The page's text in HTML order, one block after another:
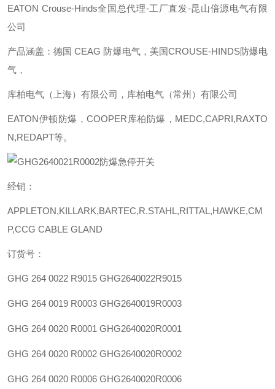
EATON Crouse-Hinds全国总代理-工厂直发-昆山倍源电气有限
公司
产品涵盖：德国 CEAG 防爆电气，美国CROUSE-HINDS防爆电
气，
库柏电气（上海）有限公司，库柏电气（常州）有限公司
EATON伊顿防爆，COOPER库柏防爆，MEDC,CAPRI,RAXTO
N,REDAPT等。
经销：
APPLETON,KILLARK,BARTEC,R.STAHL,RITTAL,HAWKE,CM
P,CCG CABLE GLAND
订货号：
GHG 264 0022 R9015 GHG2640022R9015
GHG 264 0019 R0003 GHG2640019R0003
GHG 264 0020 R0001 GHG2640020R0001
GHG 264 0020 R0002 GHG2640020R0002
GHG 264 0020 R0006 GHG2640020R0006